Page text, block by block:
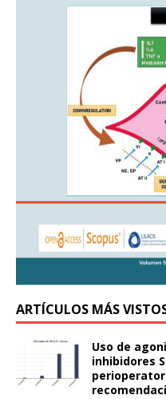
ARTÍCULOS MÁS
Uso de
inhibidores